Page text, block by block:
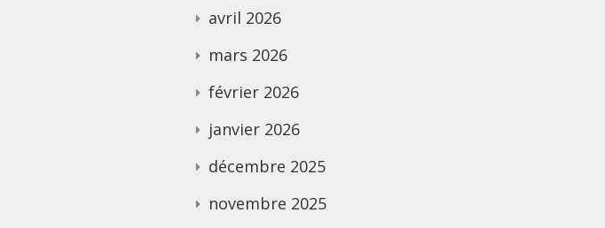
avril 2026
mars 2026
février 2026
janvier 2026
décembre 2025
novembre 2025